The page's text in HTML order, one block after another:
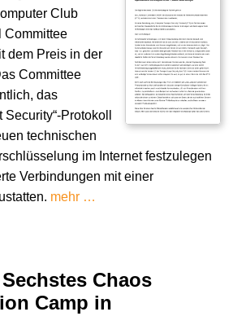
Club
Committee
dem Preis in der
Committee
das
Protokoll
technischen
im Internet festzulegen
Verbindungen mit einer
mehr …
Chaos
Camp in